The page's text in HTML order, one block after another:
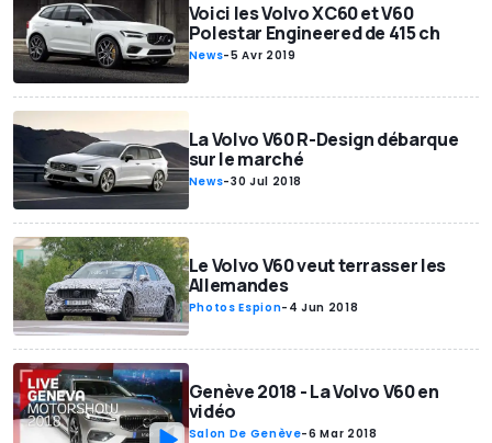
Voici les Volvo XC60 et V60
Polestar Engineered de 415 ch
News-5 Avr 2019
La Volvo V60 R-Design débarque
sur le marché
News-30 Jul 2018
Le Volvo V60 veut terrasser les
Allemandes
Photos Espion- 4 Jun 2018
Genève 2018 - La Volvo V60 en
vidéo
Salon De Genève-6 Mar 2018